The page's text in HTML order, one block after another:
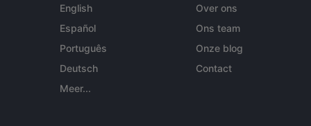
English
Español
Português
Deutsch
Meer...
Over ons
Ons team
Onze blog
Contact